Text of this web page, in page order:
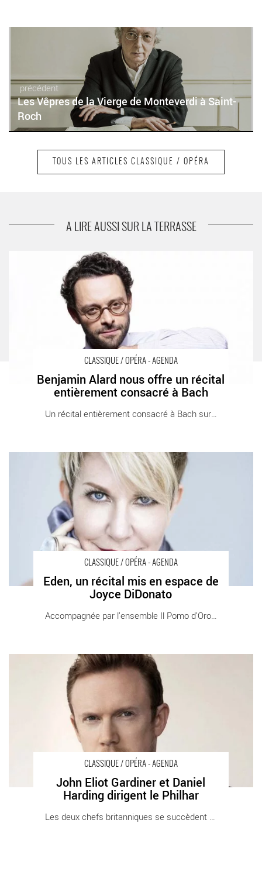
précédent
Les Vêpres de la Vierge de Monteverdi à Saint-
Roch
l'Orchestre de Paris
TOUS LES ARTICLES CLASSIQUE / OPÉRA
A LIRE AUSSI SUR LA TERRASSE
CLASSIQUE / OPÉRA - AGENDA
Benjamin Alard nous offre un récital
entièrement consacré à Bach
Un récital entièrement consacré à Bach sur [...]
Benjamin Alard nous offre un récital entièrement consacré à
Bach - Critique sortie Classique / Opéra Paris Chapelle Saint-
Louis de La Salpêtrière
CLASSIQUE / OPÉRA - AGENDA
Eden, un récital mis en espace de
Joyce DiDonato
Accompagnée par l’ensemble Il Pomo d’Oro, la [...]
Eden, un récital mis en espace de Joyce DiDonato - Critique
sortie Classique / Opéra Paris Théâtre des Champs-Élysées
CLASSIQUE / OPÉRA - AGENDA
John Eliot Gardiner et Daniel
Harding dirigent le Philhar
Les deux chefs britanniques se succèdent dans [...]
John Eliot Gardiner et Daniel Harding dirigent le Philhar - Critique
sortie Classique / Opéra Paris Maison de la Radio et de la